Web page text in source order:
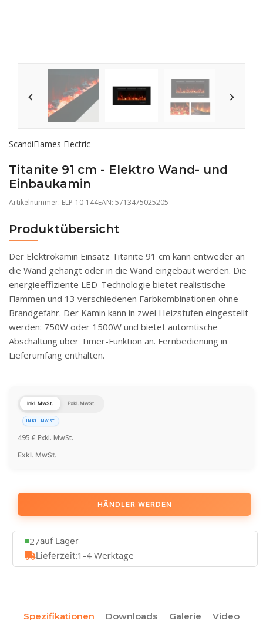
ScandiFlames Electric
Titanite 91 cm - Elektro Wand- und
Einbaukamin
Artikelnummer: ELP-10-144EAN: 5713475025205
Produktübersicht
Der Elektrokamin Einsatz Titanite 91 cm kann entweder an
die Wand gehängt oder in die Wand eingebaut werden. Die
energieeffiziente LED-Technologie bietet realistische
Flammen und 13 verschiedenen Farbkombinationen ohne
Brandgefahr. Der Kamin kann in zwei Heizstufen eingestellt
werden: 750W oder 1500W und bietet automtische
Abschaltung über Timer-Funktion an. Fernbedienung in
Lieferumfang enthalten.
Inkl. MwSt. Exkl. MwSt.
INKL. MWST.
495 € Exkl. MwSt.
Exkl. MwSt.
HÄNDLER WERDEN
27auf Lager
Lieferzeit:1-4 Werktage
Spezifikationen Downloads Galerie Video